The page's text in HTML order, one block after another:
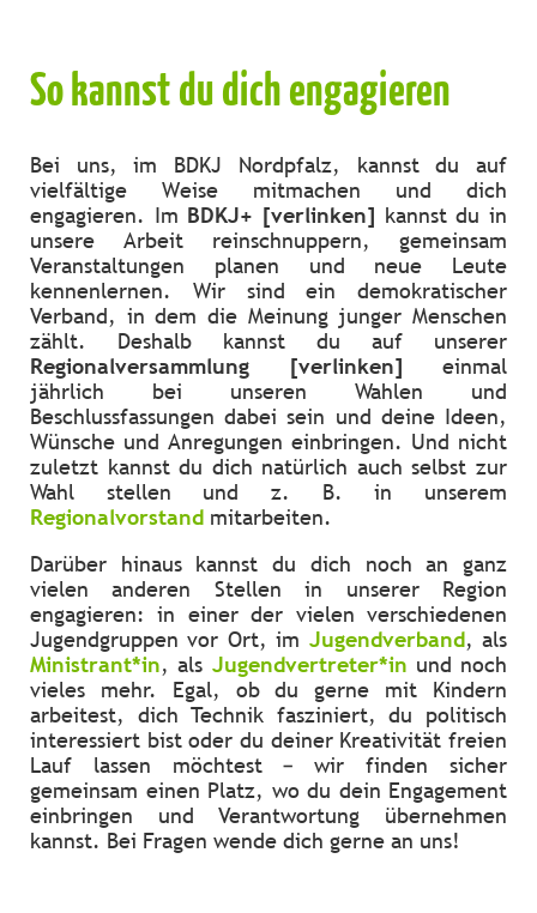
So kannst du dich engagieren
Bei uns, im BDKJ Nordpfalz, kannst du auf
vielfältige Weise mitmachen und dich
engagieren. Im BDKJ+ [verlinken] kannst du in
unsere Arbeit reinschnuppern, gemeinsam
Veranstaltungen planen und neue Leute
kennenlernen. Wir sind ein demokratischer
Verband, in dem die Meinung junger Menschen
zählt. Deshalb kannst du auf unserer
Regionalversammlung [verlinken] einmal
jährlich bei unseren Wahlen und
Beschlussfassungen dabei sein und deine Ideen,
Wünsche und Anregungen einbringen. Und nicht
zuletzt kannst du dich natürlich auch selbst zur
Wahl stellen und z. B. in unserem
Regionalvorstand mitarbeiten.
Darüber hinaus kannst du dich noch an ganz
vielen anderen Stellen in unserer Region
engagieren: in einer der vielen verschiedenen
Jugendgruppen vor Ort, im Jugendverband, als
Ministrant*in, als Jugendvertreter*in und noch
vieles mehr. Egal, ob du gerne mit Kindern
arbeitest, dich Technik fasziniert, du politisch
interessiert bist oder du deiner Kreativität freien
Lauf lassen möchtest – wir finden sicher
gemeinsam einen Platz, wo du dein Engagement
einbringen und Verantwortung übernehmen
kannst. Bei Fragen wende dich gerne an uns!